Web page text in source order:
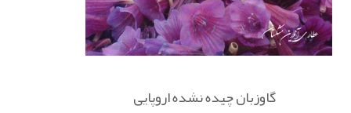
گاوزبان چیده نشده اروپایی